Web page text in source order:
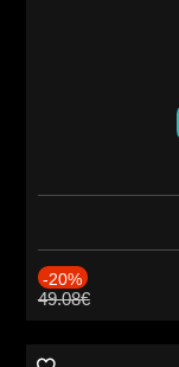
-20%
49.08€